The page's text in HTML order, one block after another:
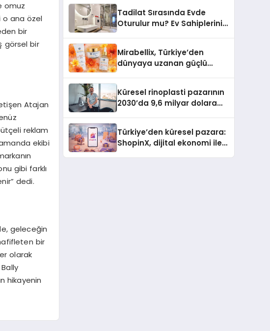
omuz
o ana özel
bir
görsel bir
Atajan
reklam
ekibi
gibi farklı
dedi.
geleceğin
bir
olarak
hikayenin
Tadilat Sırasında Evde
Oturulur mu? Ev Sahiplerinin
Mirabellix, Türkiye’den
dünyaya uzanan güçlü
Küresel rinoplasti pazarının
2030’da 9,6 milyar dolara
Türkiye’den küresel pazara:
ShopinX, dijital ekonomi ile